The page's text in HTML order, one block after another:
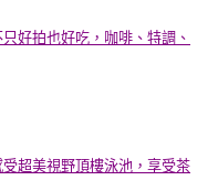
好拍也好吃，咖啡、特調、
超美視野頂樓泳池，享受茶